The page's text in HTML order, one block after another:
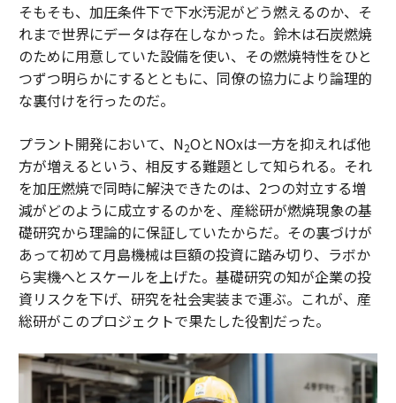
そもそも、加圧条件下で下水汚泥がどう燃えるのか、そ
れまで世界にデータは存在しなかった。鈴木は石炭燃焼
のために用意していた設備を使い、その燃焼特性をひと
つずつ明らかにするとともに、同僚の協力により論理的
な裏付けを行ったのだ。
プラント開発において、N2OとNOxは一方を抑えれば他
方が増えるという、相反する難題として知られる。それ
を加圧燃焼で同時に解決できたのは、2つの対立する増
減がどのように成立するのかを、産総研が燃焼現象の基
礎研究から理論的に保証していたからだ。その裏づけが
あって初めて月島機械は巨額の投資に踏み切り、ラボか
ら実機へとスケールを上げた。基礎研究の知が企業の投
資リスクを下げ、研究を社会実装まで運ぶ。これが、産
総研がこのプロジェクトで果たした役割だった。